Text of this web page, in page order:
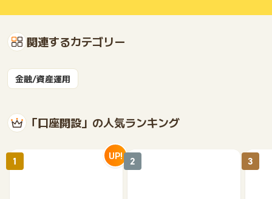
関連するカテゴリー
金融/資産運用
「口座開設」の人気ランキング
1 UP! 2 3